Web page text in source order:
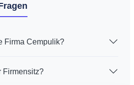
Firma Cempulik?
Firmensitz?